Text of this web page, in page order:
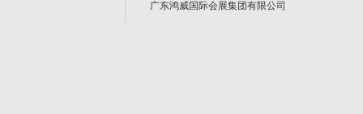
广东鸿威国际会展集团有限公司